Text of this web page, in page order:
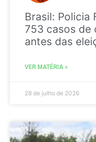
Brasil: Policia
753 casos de
antes das
VER MATÉRIA »
28 de julho de 2026